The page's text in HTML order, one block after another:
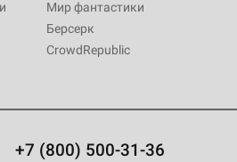
Мир фантастики
Берсерк
CrowdRepublic
+7 (800) 500-31-36